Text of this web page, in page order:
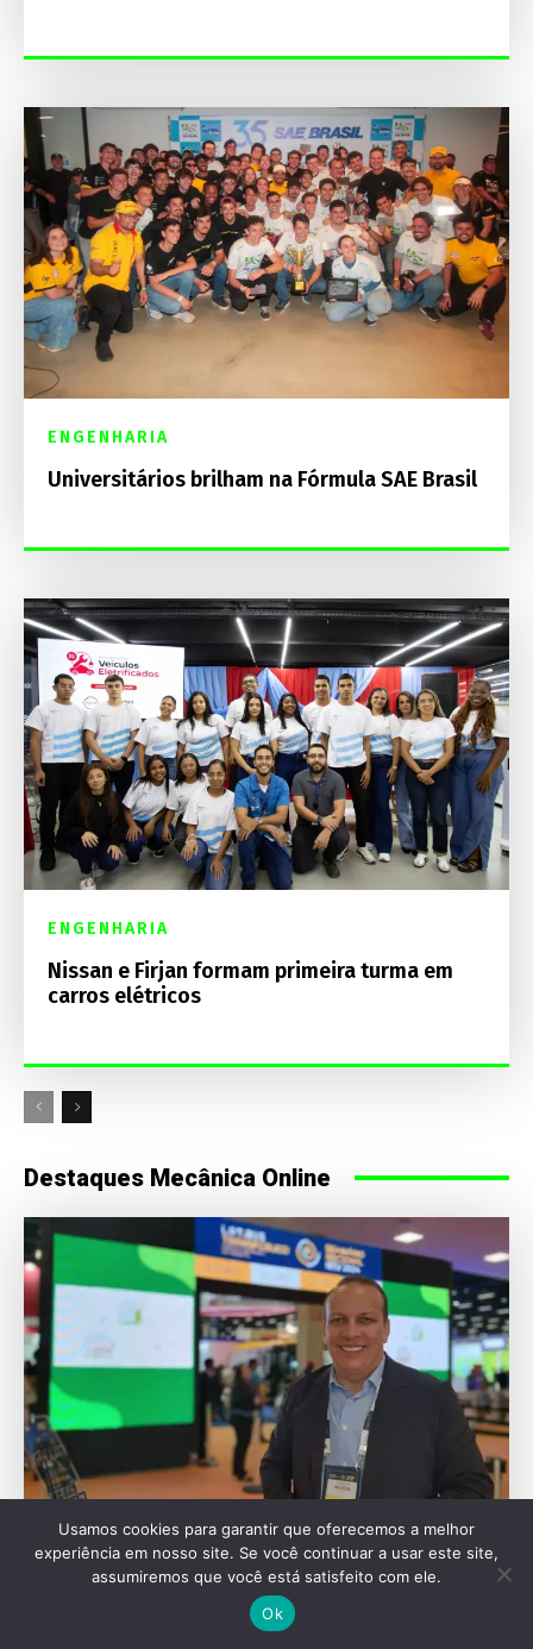
ENGENHARIA
Universitários brilham na Fórmula SAE Brasil
ENGENHARIA
Nissan e Firjan formam primeira turma em
carros elétricos
Destaques Mecânica Online
TARCISIO DIAS
Lat.Bus 2026: O que esperar da maior feira
de ônibus da América Latina
Usamos cookies para garantir que oferecemos a melhor
experiência em nosso site. Se você continuar a usar este site,
assumiremos que você está satisfeito com ele.
Ok